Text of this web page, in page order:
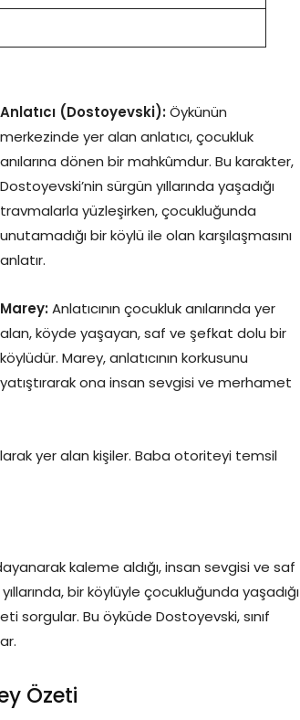
Anlatıcı (Dostoyevski):Öykünün
merkezinde yer alan anlatıcı, çocukluk
anılarına dönen bir mahkûmdur. Bu karakter,
Dostoyevski’nin sürgün yıllarında yaşadığı
travmalarla yüzleşirken, çocukluğunda
unutamadığı bir köylü ile olan karşılaşmasını
anlatır.
Marey:Anlatıcının çocukluk anılarında yer
alan, köyde yaşayan, saf ve şefkat dolu bir
köylüdür. Marey, anlatıcının korkusunu
yatıştırarak ona insan sevgisi ve merhamet
yer alan kişiler. Baba otoriteyi temsil
kaleme aldığı, insan sevgisi ve saf
bir köylüyle çocukluğunda yaşadığı
sorgular. Bu öyküde Dostoyevski, sınıf
Özeti